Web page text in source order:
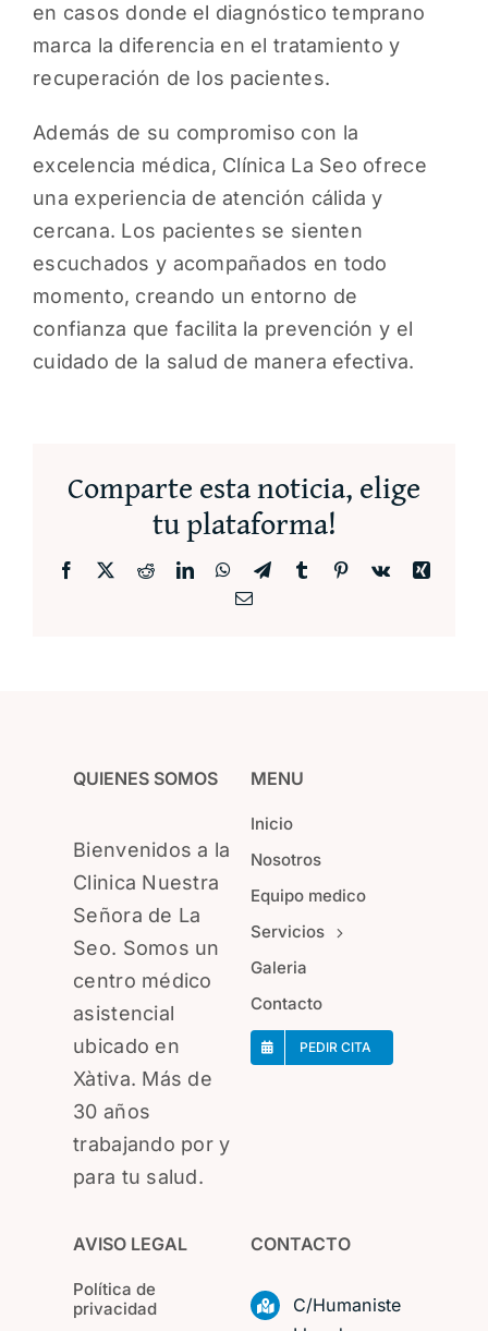
en casos donde el diagnóstico temprano
marca la diferencia en el tratamiento y
recuperación de los pacientes.
Además de su compromiso con la
excelencia médica, Clínica La Seo ofrece
una experiencia de atención cálida y
cercana. Los pacientes se sienten
escuchados y acompañados en todo
momento, creando un entorno de
confianza que facilita la prevención y el
cuidado de la salud de manera efectiva.
Comparte esta noticia, elige
tu plataforma!
Facebook RedditLinkedInWhatsApp
TelegramTumblr Pinterest
Vk
Xing
Correo
QUIENES SOMOS
Bienvenidos a la
Clinica Nuestra
Señora de La
Seo. Somos un
centro médico
asistencial
ubicado en
Xàtiva. Más de
30 años
trabajando por y
para tu salud.
MENU
Inicio
Nosotros
Equipo medico
Servicios
Galeria
Contacto
PEDIR CITA
AVISO LEGAL
Política de
privacidad
CONTACTO
C/Humaniste